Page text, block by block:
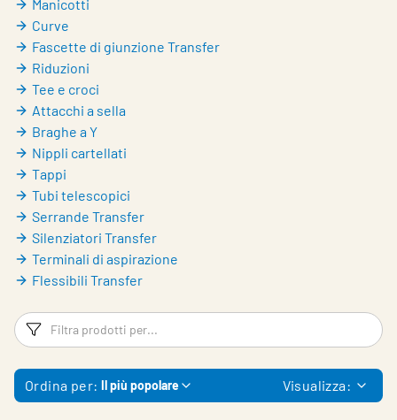
Contatti
Media
Lavora con noi
Choose languge
Italy
Manicotti
Curve
Fascette di giunzione Transfer
Riduzioni
Tee e croci
Attacchi a sella
Braghe a Y
Nippli cartellati
Tappi
Tubi telescopici
Serrande Transfer
Silenziatori Transfer
Terminali di aspirazione
Flessibili Transfer
Filtri
Ordina per: Il più popolare Visualizza: